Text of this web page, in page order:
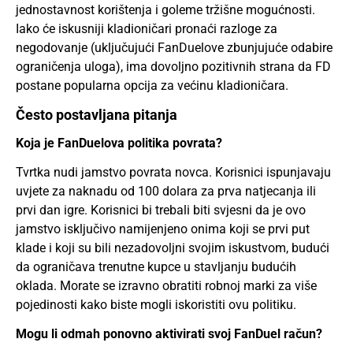
jednostavnost korištenja i goleme tržišne mogućnosti.
Iako će iskusniji kladioničari pronaći razloge za
negodovanje (uključujući FanDuelove zbunjujuće odabire
ograničenja uloga), ima dovoljno pozitivnih strana da FD
postane popularna opcija za većinu kladioničara.
Često postavljana pitanja
Koja je FanDuelova politika povrata?
Tvrtka nudi jamstvo povrata novca. Korisnici ispunjavaju
uvjete za naknadu od 100 dolara za prva natjecanja ili
prvi dan igre. Korisnici bi trebali biti svjesni da je ovo
jamstvo isključivo namijenjeno onima koji se prvi put
klade i koji su bili nezadovoljni svojim iskustvom, budući
da ograničava trenutne kupce u stavljanju budućih
oklada. Morate se izravno obratiti robnoj marki za više
pojedinosti kako biste mogli iskoristiti ovu politiku.
Mogu li odmah ponovno aktivirati svoj FanDuel račun?